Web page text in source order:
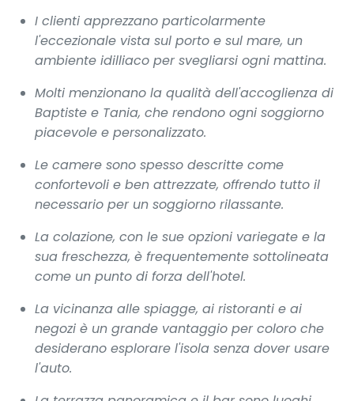
I clienti apprezzano particolarmente
l'eccezionale vista sul porto e sul mare, un
ambiente idilliaco per svegliarsi ogni mattina.
Molti menzionano la qualità dell'accoglienza di
Baptiste e Tania, che rendono ogni soggiorno
piacevole e personalizzato.
Le camere sono spesso descritte come
confortevoli e ben attrezzate, offrendo tutto il
necessario per un soggiorno rilassante.
La colazione, con le sue opzioni variegate e la
sua freschezza, è frequentemente sottolineata
come un punto di forza dell'hotel.
La vicinanza alle spiagge, ai ristoranti e ai
negozi è un grande vantaggio per coloro che
desiderano esplorare l'isola senza dover usare
l'auto.